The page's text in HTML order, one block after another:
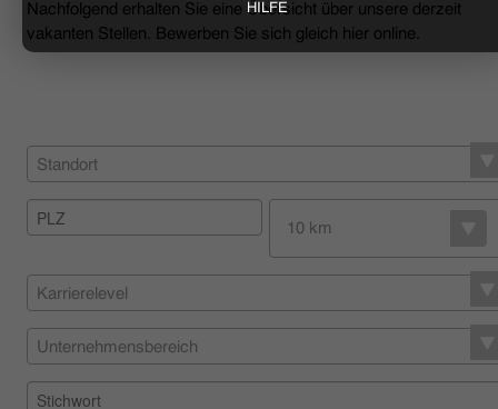
HILFE
UNTERNEHMEN
NACHHALTIGKEIT
HÄNDLERSUCHE
Nachfolgend erhalten Sie eine Übersicht über unsere derzeit
vakanten Stellen. Bewerben Sie sich gleich hier online.
Standort
10 km
Karrierelevel
Unternehmensbereich